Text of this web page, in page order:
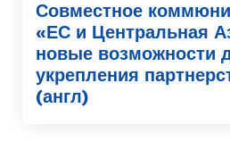
Совместное
«ЕС и Центральная
новые возможности
укрепления
(англ)